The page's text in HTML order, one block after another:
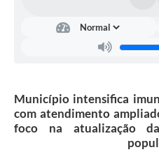
Município intensifica
com atendimento
foco na atualização